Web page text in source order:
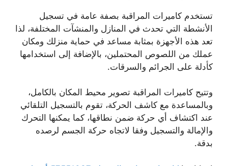
تستخدم كاميرات المراقبة بصفة عامة في تسجيل
الأنشطة التي تحدث في المنازل والمنشآت المختلفة، لذا
تعد هذه الأجهزة بمثابة مساعد في حماية منزلك ومكان
عملك من اللصوص المحتملين، بالإضافة إلى استخدامها
كأدلة على الجرائم والسرقات.
وتتيح كاميرات المراقبة تصوير محيط المكان بالكامل،
وبالمساعدة مع كاشف الحركة، تقوم بالتسجيل التلقائي
عند اكتشاف أي حركة ضمن نطاقها، كما يمكنها التحرك
والإمالة والتسجيل وفقا لاتجاه حركة الجسم لرصده
بدقة.